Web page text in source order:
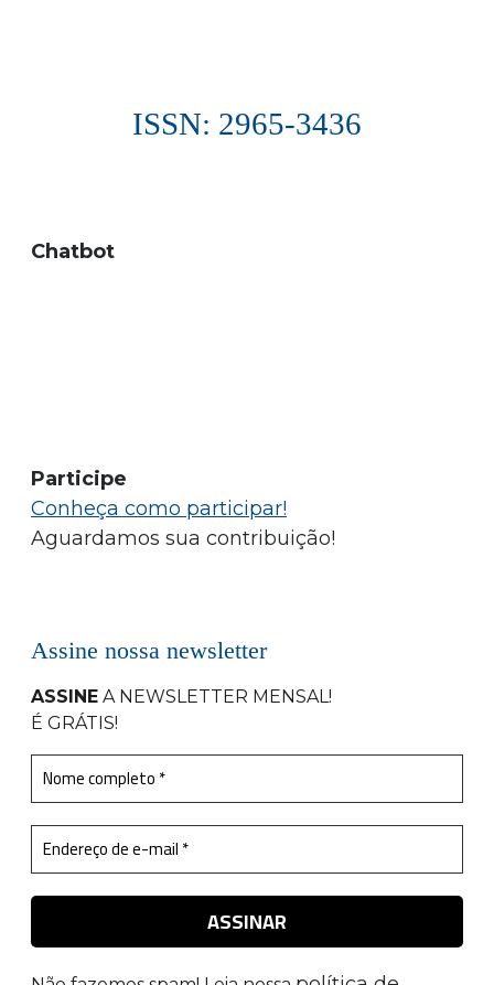
ISSN: 2965-3436
Chatbot
Participe
Conheça como participar!
Aguardamos sua contribuição!
Assine nossa newsletter
ASSINE A NEWSLETTER MENSAL!
É GRÁTIS!